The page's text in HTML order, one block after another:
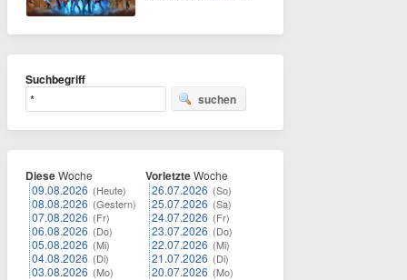
Suchbegriff
suchen
DieseWoche
09.08.2026 (Heute)
08.08.2026 (Gestern)
07.08.2026 (Fr)
06.08.2026 (Do)
05.08.2026 (Mi)
04.08.2026 (Di)
03.08.2026 (Mo)
VorletzteWoche
26.07.2026 (So)
25.07.2026 (Sa)
24.07.2026 (Fr)
23.07.2026 (Do)
22.07.2026 (Mi)
21.07.2026 (Di)
20.07.2026 (Mo)